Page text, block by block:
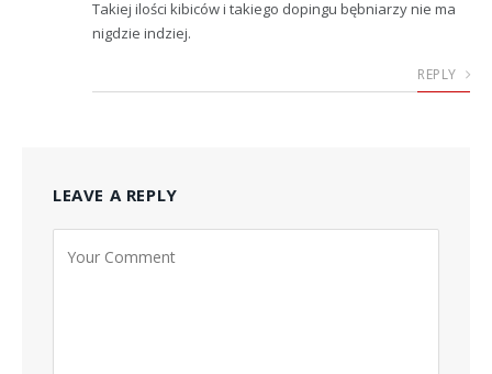
Takiej ilości kibiców i takiego dopingu bębniarzy nie ma
nigdzie indziej.
REPLY
LEAVE A REPLY